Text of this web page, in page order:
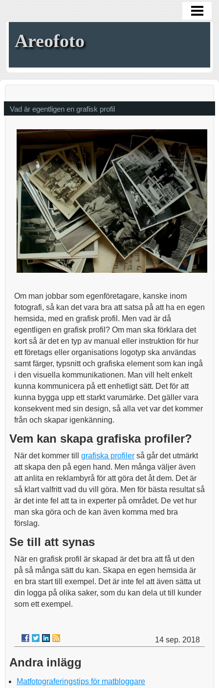
Areofoto
Vad är egentligen en grafisk profil
Om man jobbar som egenföretagare, kanske inom
fotografi, så kan det vara bra att satsa på att ha en egen
hemsida, med en grafisk profil. Men vad är då
egentligen en grafisk profil? Om man ska förklara det
kort så är det en typ av manual eller instruktion för hur
ett företags eller organisations logotyp ska användas
samt färger, typsnitt och grafiska element som kan ingå
i den visuella kommunikationen. Man vill helt enkelt
kunna kommunicera på ett enhetligt sätt. Det för att
kunna bygga upp ett starkt varumärke. Det gäller vara
konsekvent med sin design, så alla vet var det kommer
från och skapar igenkänning.
Vem kan skapa grafiska profiler?
När det kommer till grafiska profiler så går det utmärkt
att skapa den på egen hand. Men många väljer även
att anlita en reklambyrå för att göra det åt dem. Det är
så klart valfritt vad du vill göra. Men för bästa resultat så
är det inte fel att ta in experter på området. De vet hur
man ska göra och de kan även komma med bra
förslag.
Se till att synas
När en grafisk profil är skapad är det bra att få ut den
på så många sätt du kan. Skapa en egen hemsida är
en bra start till exempel. Det är inte fel att även sätta ut
din logga på olika saker, som du kan dela ut till kunder
som ett exempel.
14 sep. 2018
Andra inlägg
Matfotograferingstips för matbloggare